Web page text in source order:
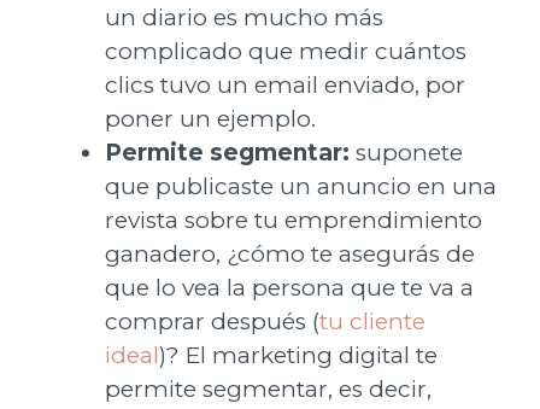
un diario es mucho más
complicado que medir cuántos
clics tuvo un email enviado, por
poner un ejemplo.
Permite segmentar: suponete
que publicaste un anuncio en una
revista sobre tu emprendimiento
ganadero, ¿cómo te asegurás de
que lo vea la persona que te va a
comprar después (tu cliente
ideal)? El marketing digital te
permite segmentar, es decir,